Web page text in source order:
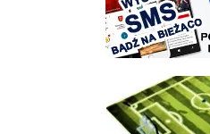
link do opisu projektu